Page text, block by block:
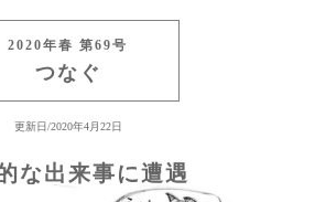
2020年春 第69号
つなぐ
更新日/2020年4月22日
な出来事に遭遇